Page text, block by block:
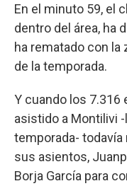
En el minuto 59, el
dentro del área, ha
ha rematado con la
de la temporada.
Y cuando los 7.316
asistido a Montilivi
temporada- todavía
sus asientos,
Borja García para